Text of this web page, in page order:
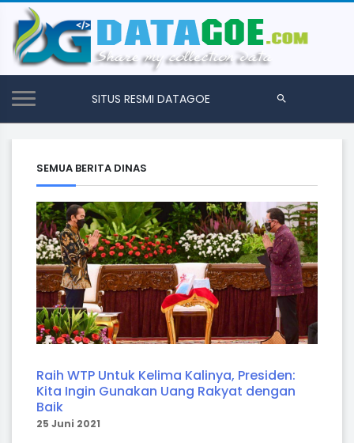
SITUS RESMI DATAGOE
SEMUA BERITA DINAS
Raih WTP Untuk Kelima Kalinya, Presiden:
Kita Ingin Gunakan Uang Rakyat dengan
Baik
25 Juni 2021